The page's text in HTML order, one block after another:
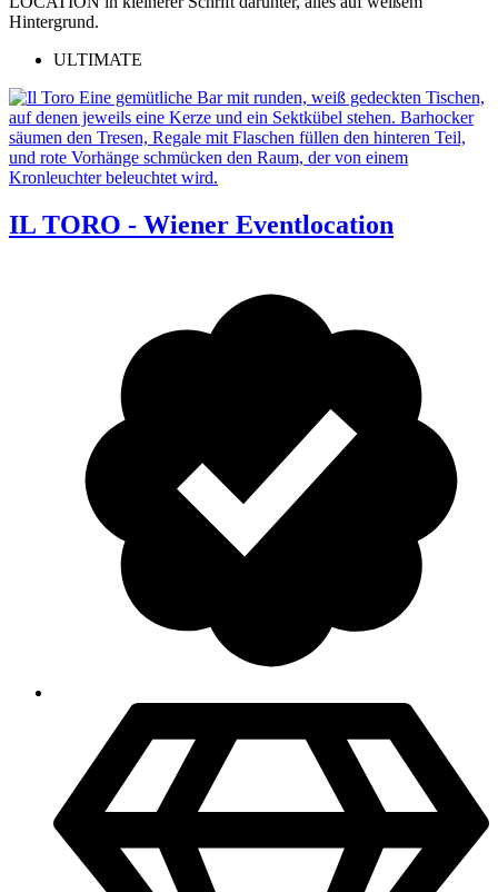
ULTIMATE
IL TORO - Wiener Eventlocation